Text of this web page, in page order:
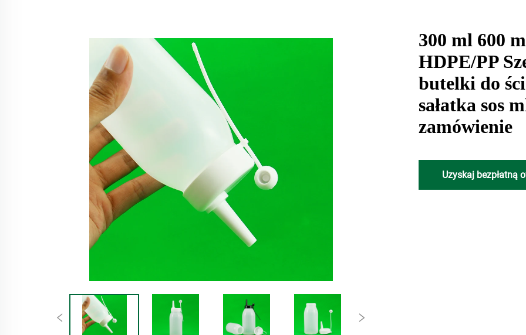
300 ml 600
HDPE/PP
butelki do
sałatka sos
zamówienie
Uzyskaj bezpłatną